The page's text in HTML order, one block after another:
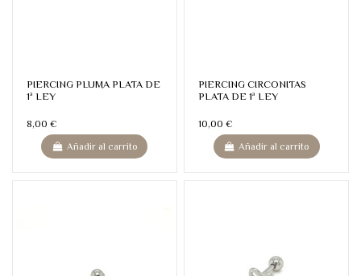
PIERCING PLUMA PLATA DE
1ª LEY
8,00 €
Añadir al carrito
PIERCING CIRCONITAS
PLATA DE 1ª LEY
10,00 €
Añadir al carrito